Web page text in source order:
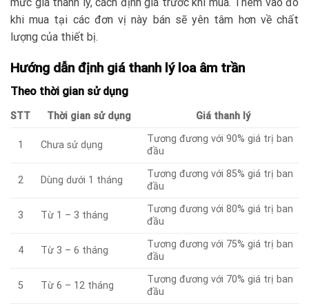
khi mua tại các đơn vị này bán sẽ yên tâm hơn về chất
lượng của thiết bị.
Hướng dẫn định giá thanh lý loa âm trần
Theo thời gian sử dụng
STT Thời gian sử dụng Giá thanh lý
1 Chưa sử dụng
Tương đương với 90% giá trị ban
đầu
2 Dùng dưới 1 tháng
Tương đương với 85% giá trị ban
đầu
3 Từ 1 – 3 tháng
Tương đương với 80% giá trị ban
đầu
4 Từ 3 – 6 tháng
Tương đương với 75% giá trị ban
đầu
5 Từ 6 – 12 tháng
Tương đương với 70% giá trị ban
đầu